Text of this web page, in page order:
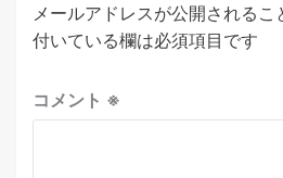
メールアドレスが公開されるこ
付いている欄は必須項目です
コメント ※